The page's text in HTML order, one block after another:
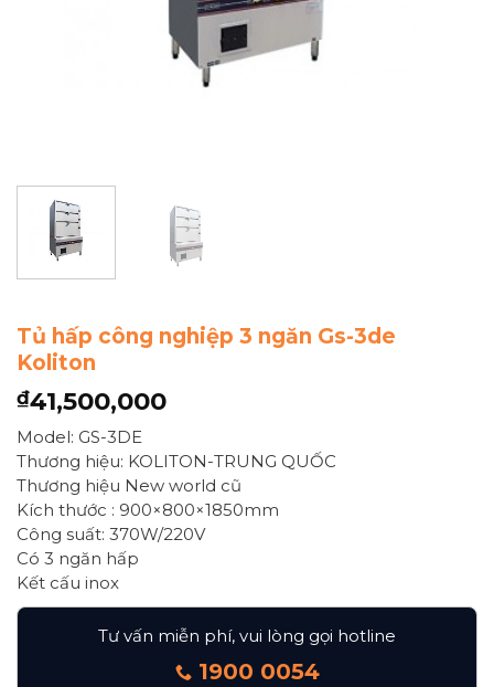
Tủ hấp công nghiệp 3 ngăn Gs-3de
Koliton
₫41,500,000
Model: GS-3DE
Thương hiệu: KOLITON-TRUNG QUỐC
Thương hiệu New world cũ
Kích thước : 900×800×1850mm
Công suất: 370W/220V
Có 3 ngăn hấp
Kết cấu inox
Tư vấn miễn phí, vui lòng gọi hotline
1900 0054